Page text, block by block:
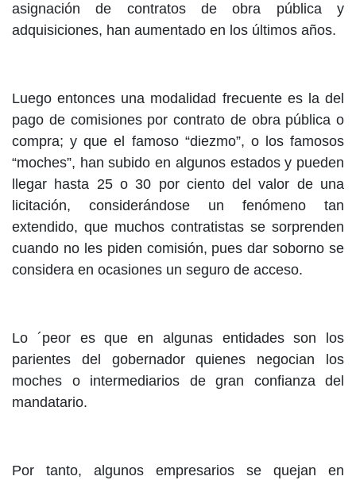
asignación de contratos de obra pública y
adquisiciones, han aumentado en los últimos años.
Luego entonces una modalidad frecuente es la del
pago de comisiones por contrato de obra pública o
compra; y que el famoso “diezmo”, o los famosos
“moches”, han subido en algunos estados y pueden
llegar hasta 25 o 30 por ciento del valor de una
licitación, considerándose un fenómeno tan
extendido, que muchos contratistas se sorprenden
cuando no les piden comisión, pues dar soborno se
considera en ocasiones un seguro de acceso.
Lo ´peor es que en algunas entidades son los
parientes del gobernador quienes negocian los
moches o intermediarios de gran confianza del
mandatario.
Por tanto, algunos empresarios se quejan en